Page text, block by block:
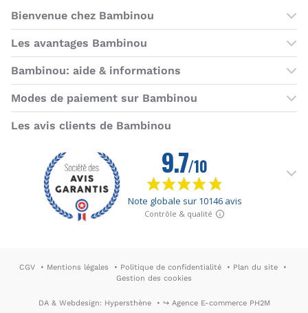
Bienvenue chez Bambinou
Les boutiques Bambinou
Boutique Bambinou Paris
Boutique Bambinou Toulouse
L'équipe Bambinou
Les avantages Bambinou
Bons plans Bambinou
Cartes cadeaux
Programme de fidélité
Bambinou: aide & informations
Contactez-nous
Horaires du service client
Foire aux questions
Livraisons et retours
Moyens de paiement
Dictionnaire de la puériculture
Rétractation
Modes de paiement sur Bambinou
Les avis clients de Bambinou
CGV Mentions légales Politique de confidentialité
Plan du site
Gestion des cookies
DA & Webdesign: Hypersthène ↪ Agence E-commerce PH2M